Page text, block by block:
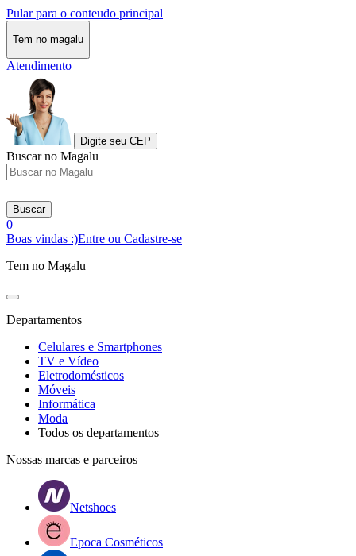
Pular para o conteudo principal
Tem no magalu
Atendimento
Digite seu CEP
Buscar no Magalu
Buscar
0
Boas vindas :)Entre ou Cadastre-se
Tem no Magalu
Departamentos
Celulares e Smartphones
TV e Vídeo
Eletrodomésticos
Móveis
Informática
Moda
Todos os departamentos
Nossas marcas e parceiros
Netshoes
Epoca Cosméticos